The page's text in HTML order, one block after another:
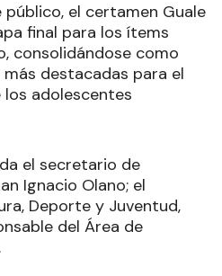
el certamen Guale
final para los ítems
consolidándose como
destacadas para el
adolescentes
el secretario de
Ignacio Olano; el
Deporte y Juventud,
del Área de